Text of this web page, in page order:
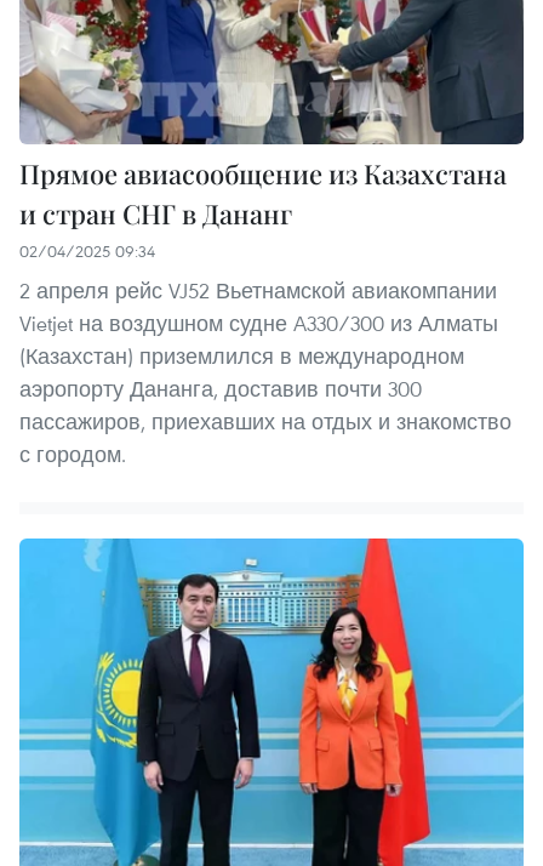
Прямое авиасообщение из Казахстана
и стран СНГ в Дананг
02/04/2025 09:34
2 апреля рейс VJ52 Вьетнамской авиакомпании
Vietjet на воздушном судне A330/300 из Алматы
(Казахстан) приземлился в международном
аэропорту Дананга, доставив почти 300
пассажиров, приехавших на отдых и знакомство
с городом.